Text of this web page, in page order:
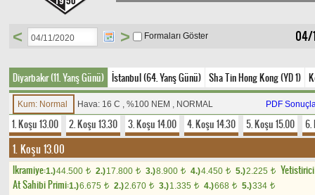
04/
< > Formaları Göster
Diyarbakır (11. Yarış Günü) İstanbul (64. Yarış Günü) Sha Tin Hong Kong (YD 1)
Kum: Normal Hava: 16 C , %100 NEM , NORMAL PDF
1. Koşu 13.00 2. Koşu 13.30 3. Koşu 14.00 4. Koşu 14.30 5. Koşu 15.00 6.
1. Koşu 13.00
Ikramiye:1.)44.500 t 2.)17.800 t 3.)8.900 t 4.)4.450 t 5.)2.225 t
At Sahibi Primi:1.)6.675 t 2.)2.670 t 3.)1.335 t 4.)668 t 5.)334 t